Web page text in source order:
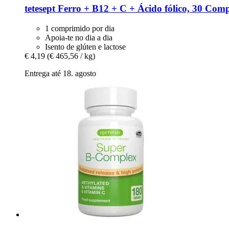
tetesept Ferro + B12 + C + Ácido fólico, 30
1 comprimido por dia
Apoia-te no dia a dia
Isento de glúten e lactose
€ 4,19 (€ 465,56 / kg)
Entrega até 18. agosto